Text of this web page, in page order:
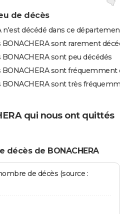
de décès
n'est décédé dans ce département
sont rarement
sont peu décédés
sont fréquemment
sont très
qui nous ont quittés
de BONACHERA
de décès (source :